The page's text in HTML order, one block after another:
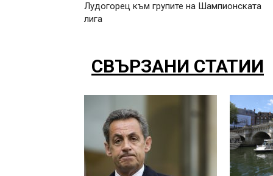
Лудогорец към групите на Шампионската
лига
СВЪРЗАНИ СТАТИИ